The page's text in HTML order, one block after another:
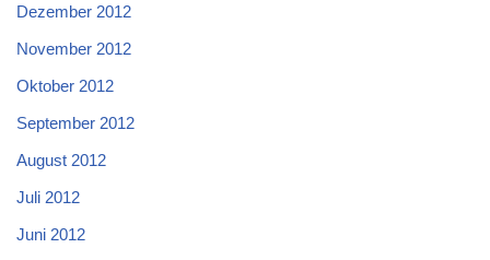
Dezember 2012
November 2012
Oktober 2012
September 2012
August 2012
Juli 2012
Juni 2012